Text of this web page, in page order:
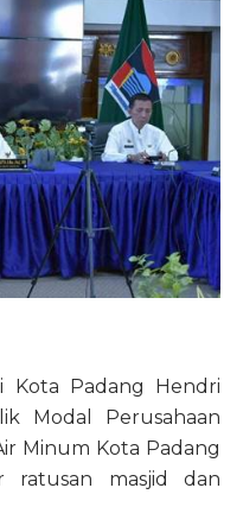
Padang Hendri
Modal Perusahaan
Minum Kota Padang
ratusan masjid dan